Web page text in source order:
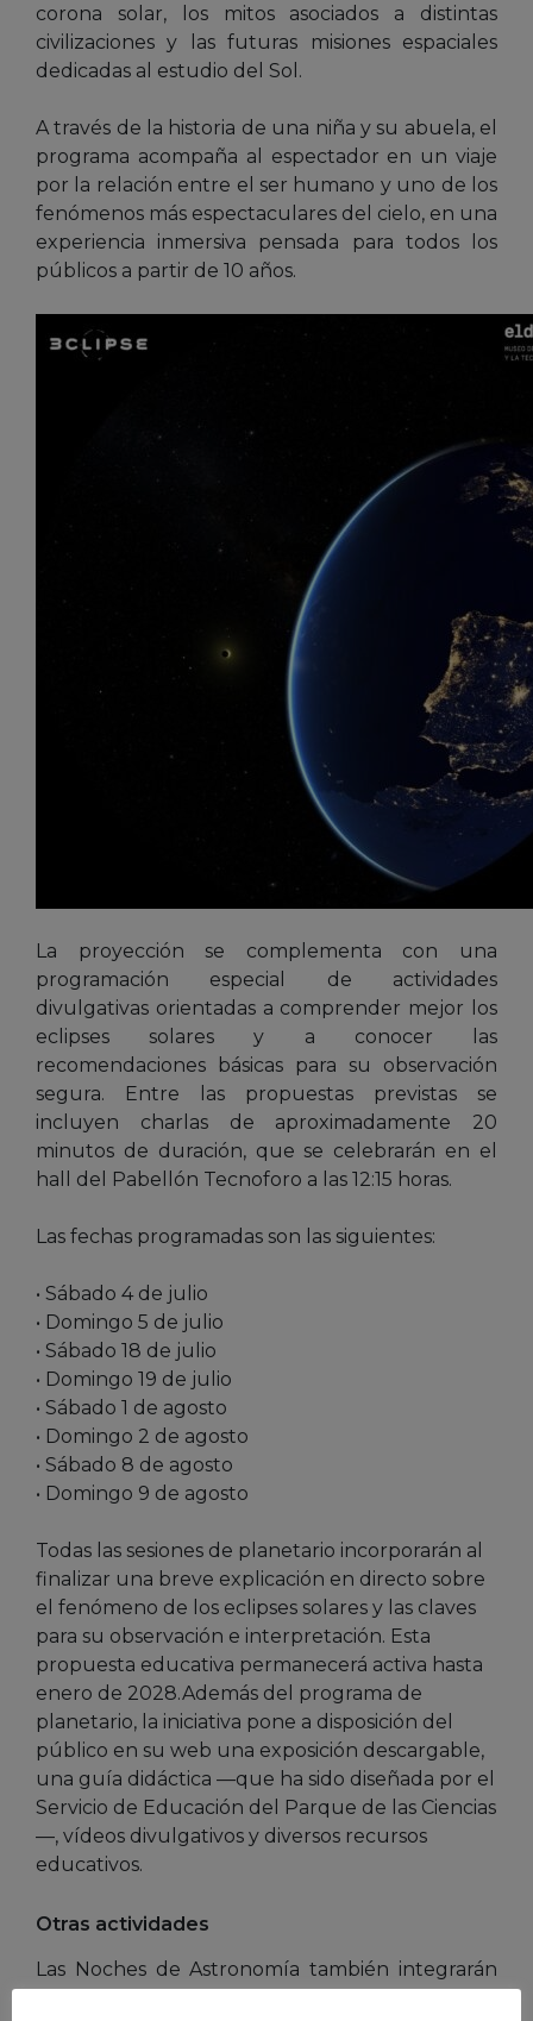
corona solar, los mitos asociados a distintas
civilizaciones y las futuras misiones espaciales
dedicadas al estudio del Sol.
A través de la historia de una niña y su abuela, el
programa acompaña al espectador en un viaje
por la relación entre el ser humano y uno de los
fenómenos más espectaculares del cielo, en una
experiencia inmersiva pensada para todos los
públicos a partir de 10 años.
La proyección se complementa con una
programación especial de actividades
divulgativas orientadas a comprender mejor los
eclipses solares y a conocer las
recomendaciones básicas para su observación
segura. Entre las propuestas previstas se
incluyen charlas de aproximadamente 20
minutos de duración, que se celebrarán en el
hall del Pabellón Tecnoforo a las 12:15 horas.
Las fechas programadas son las siguientes:
• Sábado 4 de julio
• Domingo 5 de julio
• Sábado 18 de julio
• Domingo 19 de julio
• Sábado 1 de agosto
• Domingo 2 de agosto
• Sábado 8 de agosto
• Domingo 9 de agosto
Todas las sesiones de planetario incorporarán al
finalizar una breve explicación en directo sobre
el fenómeno de los eclipses solares y las claves
para su observación e interpretación. Esta
propuesta educativa permanecerá activa hasta
enero de 2028.Además del programa de
planetario, la iniciativa pone a disposición del
público en su web una exposición descargable,
una guía didáctica —que ha sido diseñada por el
Servicio de Educación del Parque de las Ciencias
—, vídeos divulgativos y diversos recursos
educativos.
Otras actividades
Las Noches de Astronomía también integrarán